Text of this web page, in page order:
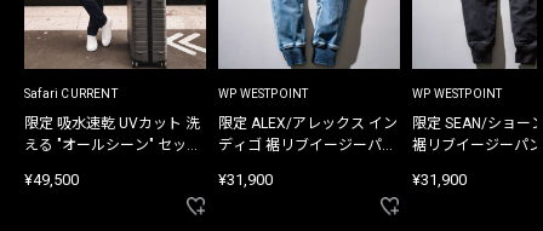
Safari CURRENT
限定 吸水速乾 UVカット 洗
える "オールシーン" セット
¥49,500
WP WESTPOINT
限定 ALEX/アレックス イン
ディゴ 裾リブイージーパン
¥31,900
WP WESTPOINT
限定 SEAN/ショー
裾リブイージーパ
¥31,900